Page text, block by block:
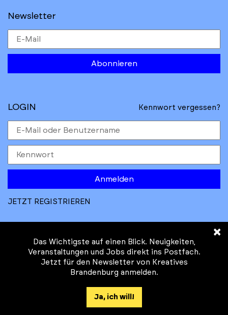
Newsletter
Abonnieren
LOGIN Kennwort vergessen?
Anmelden
JETZT REGISTRIEREN
© Kreatives Brandenburg im Auftrag des
Ministeriums für
Klimaschutz des Landes Brandenburg
×
Das Wichtigste auf einen Blick. Neuigkeiten,
Veranstaltungen und Jobs direkt ins Postfach.
Jetzt für den Newsletter von Kreatives
Brandenburg anmelden.
Ja, ich will!